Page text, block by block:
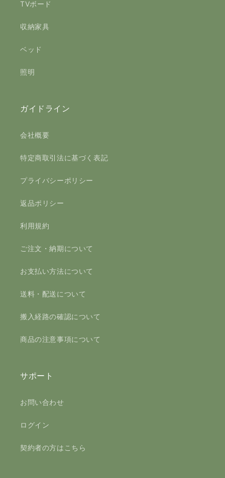
TVボード
収納家具
ベッド
照明
ガイドライン
会社概要
特定商取引法に基づく表記
プライバシーポリシー
返品ポリシー
利用規約
ご注文・納期について
お支払い方法について
送料・配送について
搬入経路の確認について
商品の注意事項について
サポート
お問い合わせ
ログイン
契約者の方はこちら